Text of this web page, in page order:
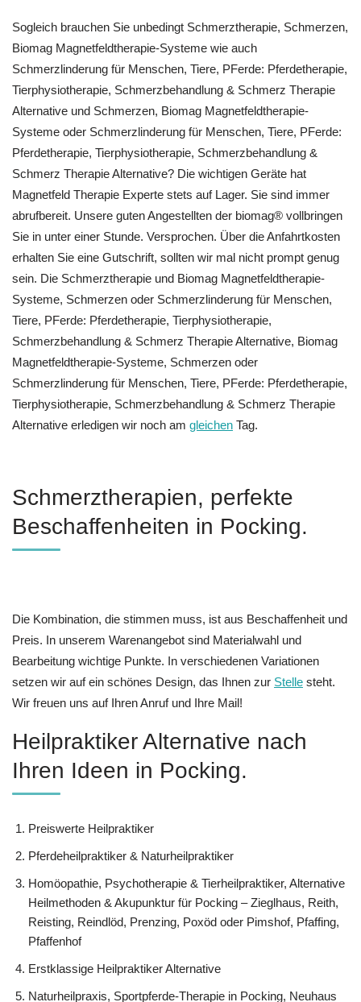
Sogleich brauchen Sie unbedingt Schmerztherapie, Schmerzen,
Biomag Magnetfeldtherapie-Systeme wie auch
Schmerzlinderung für Menschen, Tiere, PFerde: Pferdetherapie,
Tierphysiotherapie, Schmerzbehandlung & Schmerz Therapie
Alternative und Schmerzen, Biomag Magnetfeldtherapie-
Systeme oder Schmerzlinderung für Menschen, Tiere, PFerde:
Pferdetherapie, Tierphysiotherapie, Schmerzbehandlung &
Schmerz Therapie Alternative? Die wichtigen Geräte hat
Magnetfeld Therapie Experte stets auf Lager. Sie sind immer
abrufbereit. Unsere guten Angestellten der biomag® vollbringen
Sie in unter einer Stunde. Versprochen. Über die Anfahrtkosten
erhalten Sie eine Gutschrift, sollten wir mal nicht prompt genug
sein. Die Schmerztherapie und Biomag Magnetfeldtherapie-
Systeme, Schmerzen oder Schmerzlinderung für Menschen,
Tiere, PFerde: Pferdetherapie, Tierphysiotherapie,
Schmerzbehandlung & Schmerz Therapie Alternative, Biomag
Magnetfeldtherapie-Systeme, Schmerzen oder
Schmerzlinderung für Menschen, Tiere, PFerde: Pferdetherapie,
Tierphysiotherapie, Schmerzbehandlung & Schmerz Therapie
Alternative erledigen wir noch am gleichen Tag.
Schmerztherapien, perfekte
Beschaffenheiten in Pocking.
Die Kombination, die stimmen muss, ist aus Beschaffenheit und
Preis. In unserem Warenangebot sind Materialwahl und
Bearbeitung wichtige Punkte. In verschiedenen Variationen
setzen wir auf ein schönes Design, das Ihnen zur Stelle steht.
Wir freuen uns auf Ihren Anruf und Ihre Mail!
Heilpraktiker Alternative nach
Ihren Ideen in Pocking.
Preiswerte Heilpraktiker
Pferdeheilpraktiker & Naturheilpraktiker
‎Homöopathie, ‎Psychotherapie & ‎Tierheilpraktiker, Alternative
Heilmethoden & Akupunktur für Pocking – Zieglhaus, Reith,
Reisting, Reindlöd, Prenzing, Poxöd oder Pimshof, Pfaffing,
Pfaffenhof
Erstklassige Heilpraktiker Alternative
Naturheilpraxis, Sportpferde-Therapie in Pocking, Neuhaus